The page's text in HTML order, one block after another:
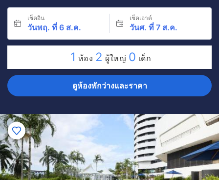
เช็คอิน
วันพฤ. ที่ 6 ส.ค.
เช็คเอาต์
วันศ. ที่ 7 ส.ค.
1 ห้อง 2 ผู้ใหญ่ 0 เด็ก
ดูห้องพักว่างและราคา